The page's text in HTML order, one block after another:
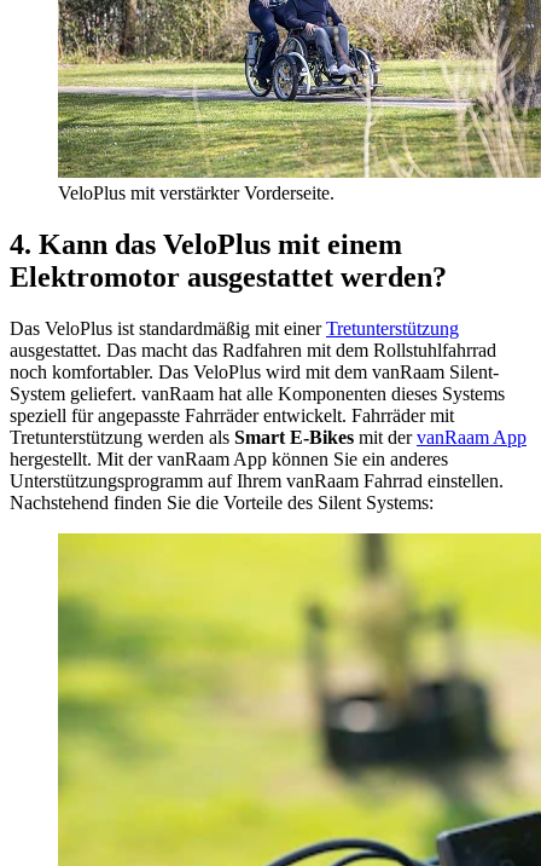
VeloPlus mit verstärkter Vorderseite.
4. Kann das VeloPlus mit einem
Elektromotor ausgestattet werden?
Das VeloPlus ist standardmäßig mit einerTretunterstützung
ausgestattet. Das macht das Radfahren mit dem Rollstuhlfahrrad
noch komfortabler. Das VeloPlus wird mit dem vanRaam Silent-
System geliefert. vanRaam hat alle Komponenten dieses Systems
speziell für angepasste Fahrräder entwickelt. Fahrräder mit
Tretunterstützung werden als Smart E-Bikes mit dervanRaam App
hergestellt. Mit der vanRaam App können Sie ein anderes
Unterstützungsprogramm auf Ihrem vanRaam Fahrrad einstellen.
Nachstehend finden Sie die Vorteile des Silent Systems: